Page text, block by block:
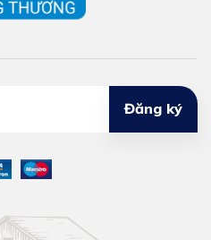
Đăng ký